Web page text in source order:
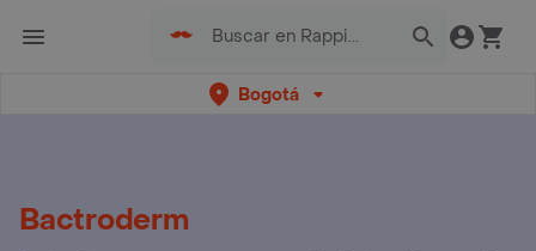
Bogotá
Bactroderm